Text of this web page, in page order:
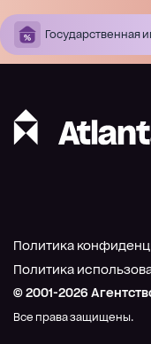
Государственная
© 2001-2026
Все права защищены.
Политика
Политика